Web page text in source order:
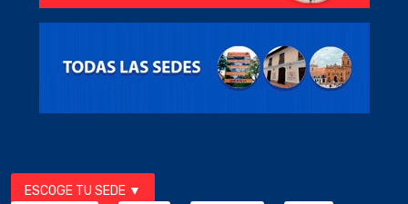
ESCOGE TU SEDE ▼